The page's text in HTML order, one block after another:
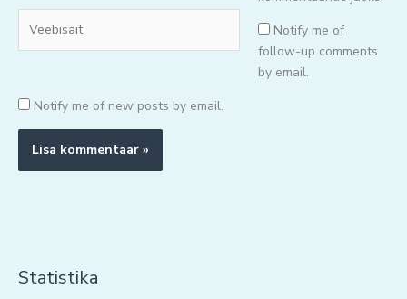
Notify me of
follow-up comments
by email.
Notify me of new posts by email.
Statistika